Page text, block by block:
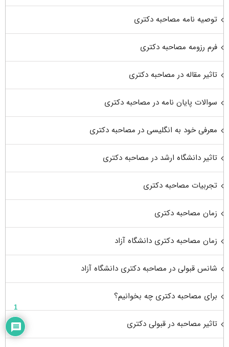
توصیه نامه مصاحبه دکتری
فرم رزومه مصاحبه دکتری
تاثیر مقاله در مصاحبه دکتری
سوالات پایان نامه در مصاحبه دکتری
معرفی خود به انگلیسی در مصاحبه دکتری
تاثیر دانشگاه ارشد در مصاحبه دکتری
تجربیات مصاحبه دکتری
زمان مصاحبه دکتری
زمان مصاحبه دکتری دانشگاه آزاد
شانس قبولی در مصاحبه دکتری دانشگاه آزاد
برای مصاحبه دکتری چه بخوانیم؟
تاثیر مصاحبه در قبولی دکتری
1